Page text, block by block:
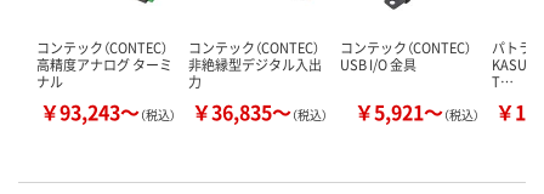
コンテック（CONTEC）
高精度アナログ ターミ
ナル
￥93,243～（税込）
コンテック（CONTEC）
非絶縁型デジタル入出
力
￥36,835～（税込）
コンテック（CONTEC）
USB I/O 金具
￥5,921～（税込）
パトライ
T…
￥